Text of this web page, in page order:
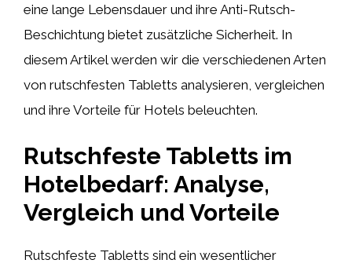
eine lange Lebensdauer und ihre Anti-Rutsch-
Beschichtung bietet zusätzliche Sicherheit. In
diesem Artikel werden wir die verschiedenen Arten
von rutschfesten Tabletts analysieren, vergleichen
und ihre Vorteile für Hotels beleuchten.
Rutschfeste Tabletts im
Hotelbedarf: Analyse,
Vergleich und Vorteile
Rutschfeste Tabletts sind ein wesentlicher